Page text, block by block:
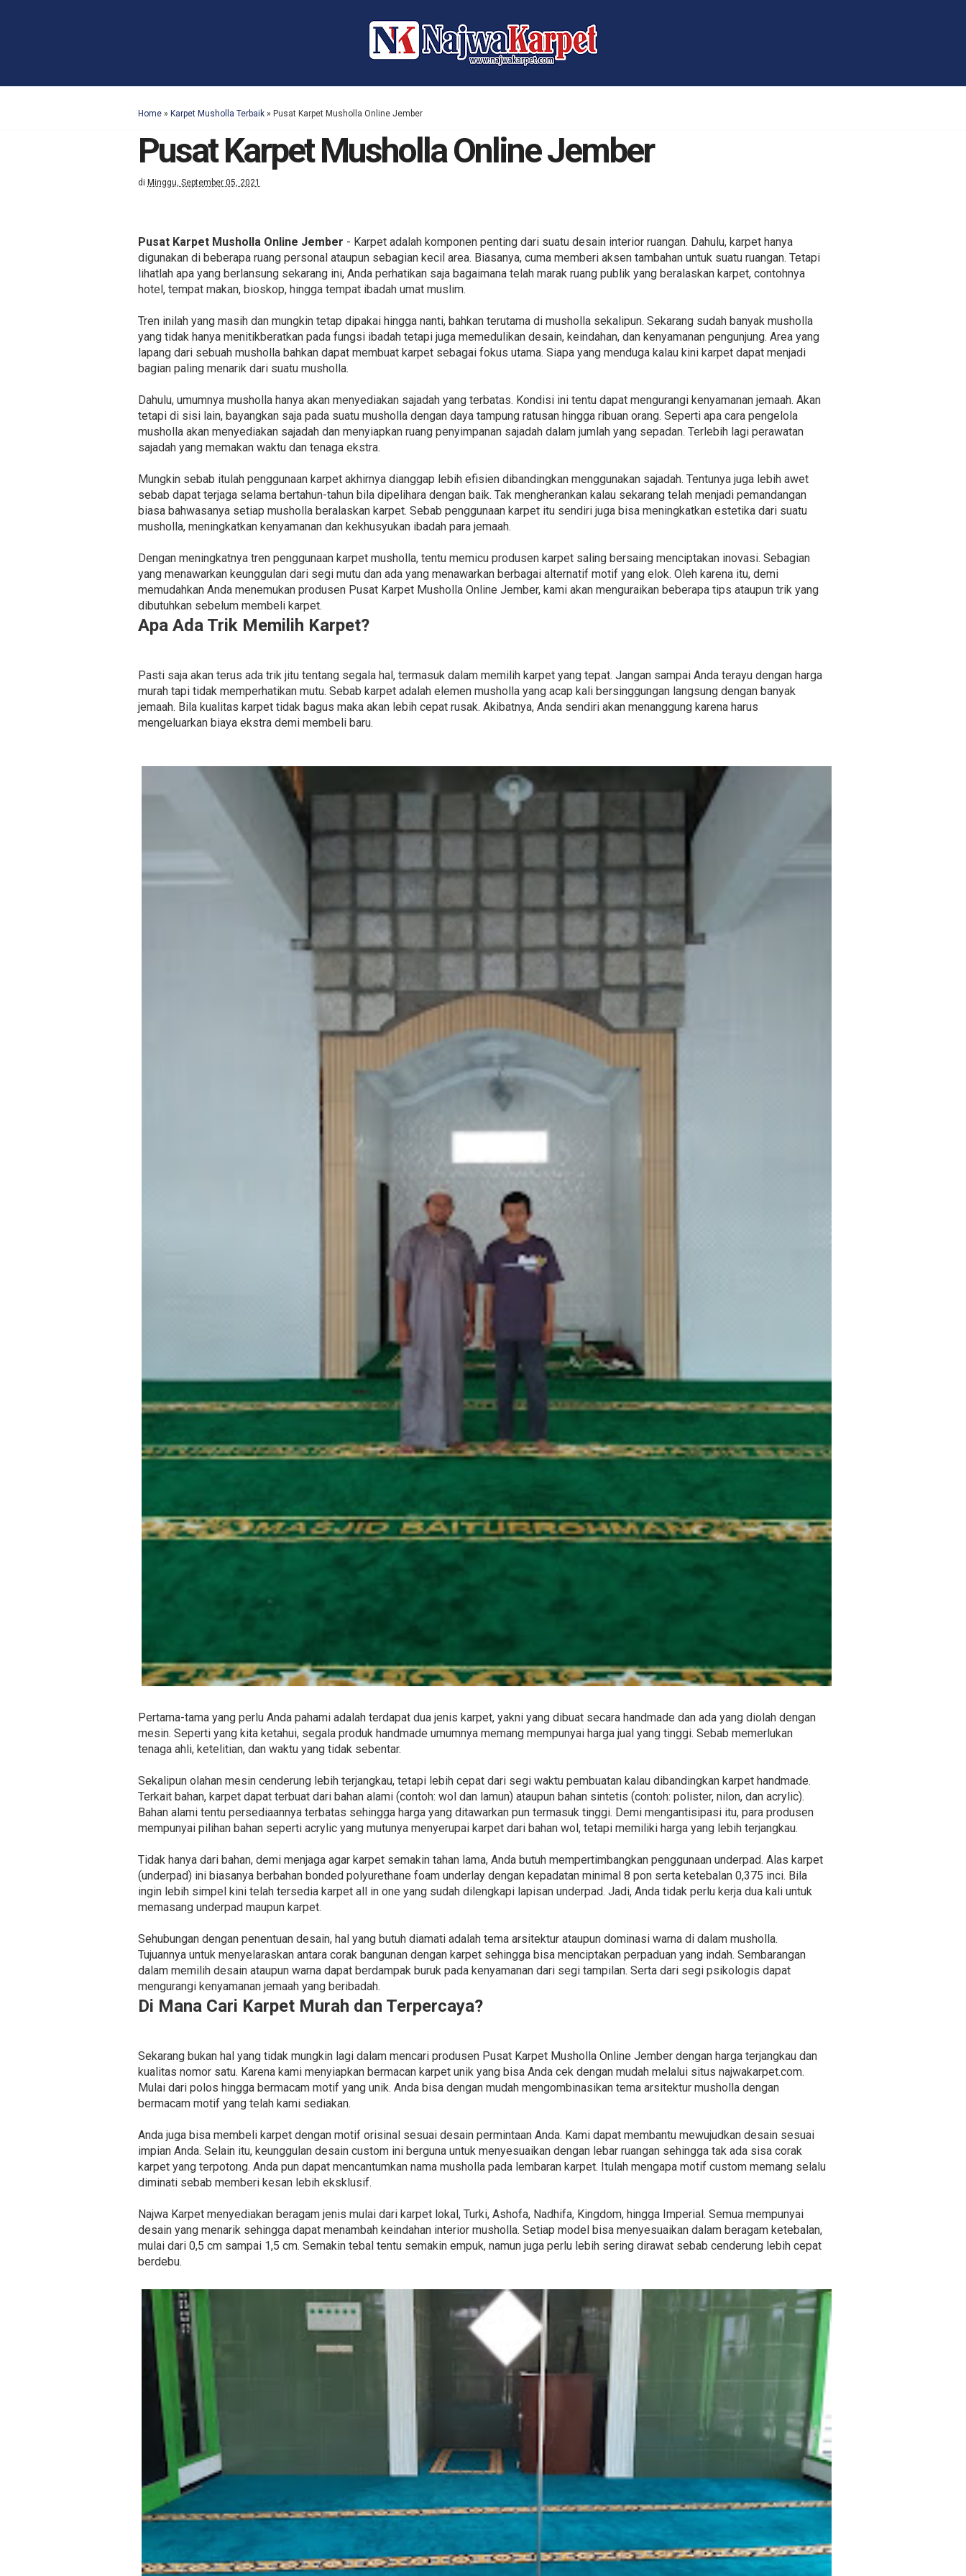
Home » Karpet Musholla Terbaik » Pusat Karpet Musholla Online Jember
Pusat Karpet Musholla Online Jember
di Minggu, September 05, 2021
Pusat Karpet Musholla Online Jember - Karpet adalah komponen penting dari suatu desain interior ruangan. Dahulu, karpet hanya
digunakan di beberapa ruang personal ataupun sebagian kecil area. Biasanya, cuma memberi aksen tambahan untuk suatu ruangan. Tetapi
lihatlah apa yang berlansung sekarang ini, Anda perhatikan saja bagaimana telah marak ruang publik yang beralaskan karpet, contohnya
hotel, tempat makan, bioskop, hingga tempat ibadah umat muslim.
Tren inilah yang masih dan mungkin tetap dipakai hingga nanti, bahkan terutama di musholla sekalipun. Sekarang sudah banyak musholla
yang tidak hanya menitikberatkan pada fungsi ibadah tetapi juga memedulikan desain, keindahan, dan kenyamanan pengunjung. Area yang
lapang dari sebuah musholla bahkan dapat membuat karpet sebagai fokus utama. Siapa yang menduga kalau kini karpet dapat menjadi
bagian paling menarik dari suatu musholla.
Dahulu, umumnya musholla hanya akan menyediakan sajadah yang terbatas. Kondisi ini tentu dapat mengurangi kenyamanan jemaah. Akan
tetapi di sisi lain, bayangkan saja pada suatu musholla dengan daya tampung ratusan hingga ribuan orang. Seperti apa cara pengelola
musholla akan menyediakan sajadah dan menyiapkan ruang penyimpanan sajadah dalam jumlah yang sepadan. Terlebih lagi perawatan
sajadah yang memakan waktu dan tenaga ekstra.
Mungkin sebab itulah penggunaan karpet akhirnya dianggap lebih efisien dibandingkan menggunakan sajadah. Tentunya juga lebih awet
sebab dapat terjaga selama bertahun-tahun bila dipelihara dengan baik. Tak mengherankan kalau sekarang telah menjadi pemandangan
biasa bahwasanya setiap musholla beralaskan karpet. Sebab penggunaan karpet itu sendiri juga bisa meningkatkan estetika dari suatu
musholla, meningkatkan kenyamanan dan kekhusyukan ibadah para jemaah.
Dengan meningkatnya tren penggunaan karpet musholla, tentu memicu produsen karpet saling bersaing menciptakan inovasi. Sebagian
yang menawarkan keunggulan dari segi mutu dan ada yang menawarkan berbagai alternatif motif yang elok. Oleh karena itu, demi
memudahkan Anda menemukan produsen Pusat Karpet Musholla Online Jember, kami akan menguraikan beberapa tips ataupun trik yang
dibutuhkan sebelum membeli karpet.
Apa Ada Trik Memilih Karpet?
Pasti saja akan terus ada trik jitu tentang segala hal, termasuk dalam memilih karpet yang tepat. Jangan sampai Anda terayu dengan harga
murah tapi tidak memperhatikan mutu. Sebab karpet adalah elemen musholla yang acap kali bersinggungan langsung dengan banyak
jemaah. Bila kualitas karpet tidak bagus maka akan lebih cepat rusak. Akibatnya, Anda sendiri akan menanggung karena harus
mengeluarkan biaya ekstra demi membeli baru.
Pertama-tama yang perlu Anda pahami adalah terdapat dua jenis karpet, yakni yang dibuat secara handmade dan ada yang diolah dengan
mesin. Seperti yang kita ketahui, segala produk handmade umumnya memang mempunyai harga jual yang tinggi. Sebab memerlukan
tenaga ahli, ketelitian, dan waktu yang tidak sebentar.
Sekalipun olahan mesin cenderung lebih terjangkau, tetapi lebih cepat dari segi waktu pembuatan kalau dibandingkan karpet handmade.
Terkait bahan, karpet dapat terbuat dari bahan alami (contoh: wol dan lamun) ataupun bahan sintetis (contoh: polister, nilon, dan acrylic).
Bahan alami tentu persediaannya terbatas sehingga harga yang ditawarkan pun termasuk tinggi. Demi mengantisipasi itu, para produsen
mempunyai pilihan bahan seperti acrylic yang mutunya menyerupai karpet dari bahan wol, tetapi memiliki harga yang lebih terjangkau.
Tidak hanya dari bahan, demi menjaga agar karpet semakin tahan lama, Anda butuh mempertimbangkan penggunaan underpad. Alas karpet
(underpad) ini biasanya berbahan bonded polyurethane foam underlay dengan kepadatan minimal 8 pon serta ketebalan 0,375 inci. Bila
ingin lebih simpel kini telah tersedia karpet all in one yang sudah dilengkapi lapisan underpad. Jadi, Anda tidak perlu kerja dua kali untuk
memasang underpad maupun karpet.
Sehubungan dengan penentuan desain, hal yang butuh diamati adalah tema arsitektur ataupun dominasi warna di dalam musholla.
Tujuannya untuk menyelaraskan antara corak bangunan dengan karpet sehingga bisa menciptakan perpaduan yang indah. Sembarangan
dalam memilih desain ataupun warna dapat berdampak buruk pada kenyamanan dari segi tampilan. Serta dari segi psikologis dapat
mengurangi kenyamanan jemaah yang beribadah.
Di Mana Cari Karpet Murah dan Terpercaya?
Sekarang bukan hal yang tidak mungkin lagi dalam mencari produsen Pusat Karpet Musholla Online Jember dengan harga terjangkau dan
kualitas nomor satu. Karena kami menyiapkan bermacan karpet unik yang bisa Anda cek dengan mudah melalui situs najwakarpet.com.
Mulai dari polos hingga bermacam motif yang unik. Anda bisa dengan mudah mengombinasikan tema arsitektur musholla dengan
bermacam motif yang telah kami sediakan.
Anda juga bisa membeli karpet dengan motif orisinal sesuai desain permintaan Anda. Kami dapat membantu mewujudkan desain sesuai
impian Anda. Selain itu, keunggulan desain custom ini berguna untuk menyesuaikan dengan lebar ruangan sehingga tak ada sisa corak
karpet yang terpotong. Anda pun dapat mencantumkan nama musholla pada lembaran karpet. Itulah mengapa motif custom memang selalu
diminati sebab memberi kesan lebih eksklusif.
Najwa Karpet menyediakan beragam jenis mulai dari karpet lokal, Turki, Ashofa, Nadhifa, Kingdom, hingga Imperial. Semua mempunyai
desain yang menarik sehingga dapat menambah keindahan interior musholla. Setiap model bisa menyesuaikan dalam beragam ketebalan,
mulai dari 0,5 cm sampai 1,5 cm. Semakin tebal tentu semakin empuk, namun juga perlu lebih sering dirawat sebab cenderung lebih cepat
berdebu.